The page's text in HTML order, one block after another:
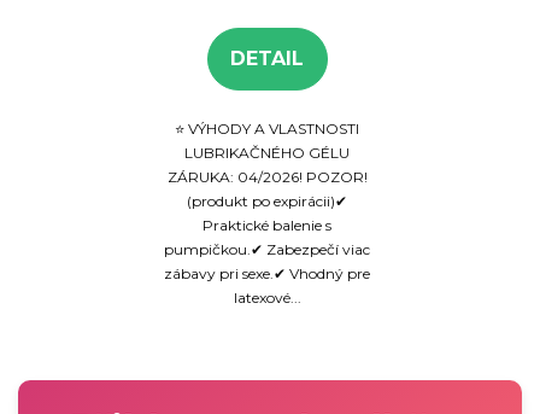
DETAIL
⭐ VÝHODY A VLASTNOSTI
LUBRIKAČNÉHO GÉLU
ZÁRUKA: 04/2026! POZOR!
(produkt po expirácii)✔
Praktické balenie s
pumpičkou.✔ Zabezpečí viac
zábavy pri sexe.✔ Vhodný pre
latexové...